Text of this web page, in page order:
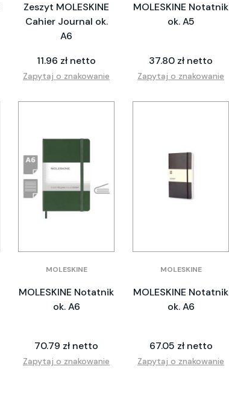
Zeszyt MOLESKINE
Cahier Journal ok.
A6
11.96 zł netto
Zapytaj o znakowanie
MOLESKINE Notatnik
ok. A5
37.80 zł netto
Zapytaj o znakowanie
MOLESKINE
MOLESKINE Notatnik
ok. A6
70.79 zł netto
Zapytaj o znakowanie
MOLESKINE
MOLESKINE Notatnik
ok. A6
67.05 zł netto
Zapytaj o znakowanie